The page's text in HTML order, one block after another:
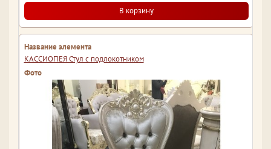
В корзину
КАССИОПЕЯ Стул с подлокотником